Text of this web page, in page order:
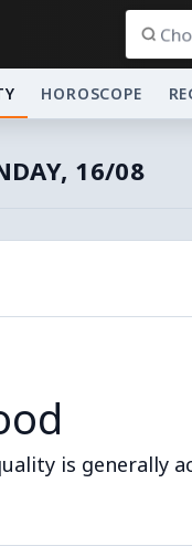
HOROSCOPE
16/08
is generally